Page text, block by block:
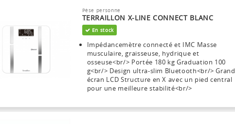
Pèse personne
TERRAILLON X-LINE CONNECT BLANC
En stock
Impédancemètre connecté et IMC Masse
musculaire, graisseuse, hydrique et
osseuse<br/> Portée 180 kg Graduation 100
g<br/> Design ultra-slim Bluetooth<br/> Grand
écran LCD Structure en X avec un pied central
pour une meilleure stabilité<br/>